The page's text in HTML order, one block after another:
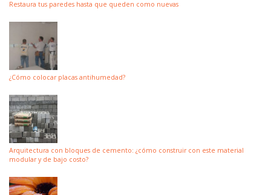
Restaura tus paredes hasta que queden como nuevas
¿Cómo colocar placas antihumedad?
Arquitectura con bloques de cemento: ¿cómo construir con este material
modular y de bajo costo?